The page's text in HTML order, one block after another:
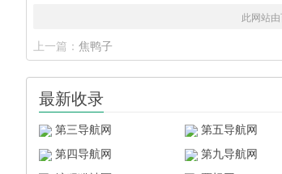
此网站
上一篇： 焦鸭子
最新收录
第三导航网 第五导航网
第四导航网
第九导航网